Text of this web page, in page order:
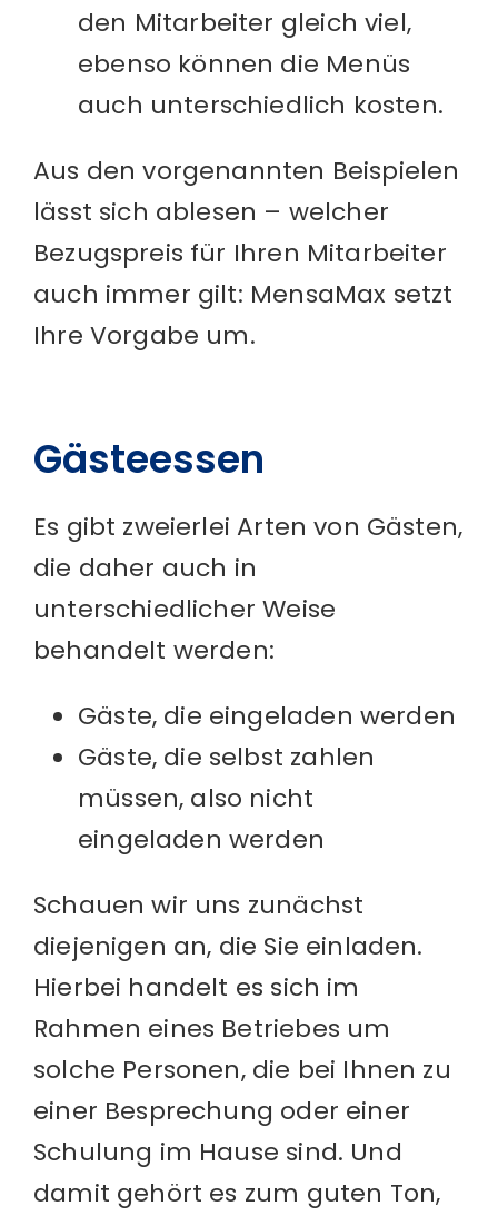
den Mitarbeiter gleich viel,
ebenso können die Menüs
auch unterschiedlich kosten.
Aus den vorgenannten Beispielen
lässt sich ablesen – welcher
Bezugspreis für Ihren Mitarbeiter
auch immer gilt: MensaMax setzt
Ihre Vorgabe um.
Gästeessen
Es gibt zweierlei Arten von Gästen,
die daher auch in
unterschiedlicher Weise
behandelt werden:
Gäste, die eingeladen werden
Gäste, die selbst zahlen
müssen, also nicht
eingeladen werden
Schauen wir uns zunächst
diejenigen an, die Sie einladen.
Hierbei handelt es sich im
Rahmen eines Betriebes um
solche Personen, die bei Ihnen zu
einer Besprechung oder einer
Schulung im Hause sind. Und
damit gehört es zum guten Ton,